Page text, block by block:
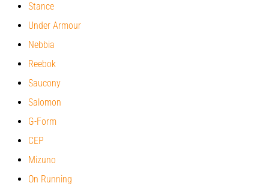
futball
táskába
Hogyan
futball
következő
hiányozhatnak
Stance
Under Armour
Nebbia
Reebok
Saucony
Salomon
G-Form
CEP
Mizuno
On Running